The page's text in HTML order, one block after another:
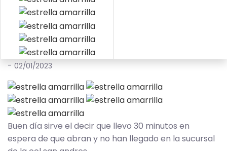
- 02/01/2023
Buen día sirve el decir que llevo 30 minutos en
espera de que abran y no han llegado en la sucursal